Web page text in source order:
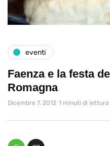
eventi
Faenza e la festa
Romagna
Dicembre 7, 2012 1 minuti di lettura